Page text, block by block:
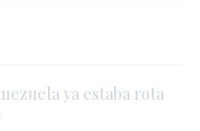
ya estaba rota